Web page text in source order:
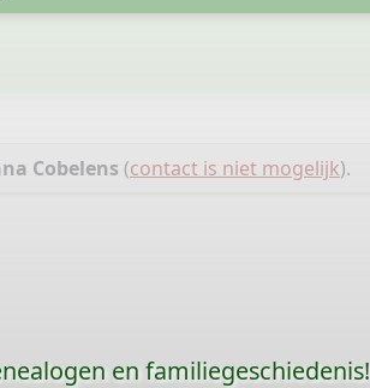
Cobelens (contact is niet mogelijk).
en familiegeschiedenis!